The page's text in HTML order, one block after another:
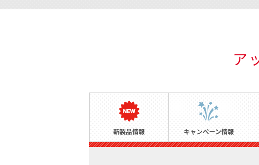
ア
新製品情報 キャンペーン情報